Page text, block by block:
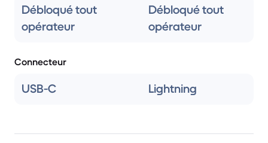
Débloqué tout
opérateur
Débloqué tout
opérateur
Connecteur
USB-C Lightning